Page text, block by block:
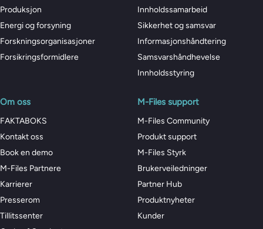
Produksjon
Energi og forsyning
Forskningsorganisasjoner
Forsikringsformidlere
Innholdssamarbeid
Sikkerhet og samsvar
Informasjonshåndtering
Samsvarshåndhevelse
Innholdsstyring
Om oss
FAKTABOKS
Kontakt oss
Book en demo
M-Files Partnere
Karrierer
Presserom
Tillitssenter
M-Files support
M-Files Community
Produkt support
M-Files Styrk
Brukerveiledninger
Partner Hub
Produktnyheter
Kunder